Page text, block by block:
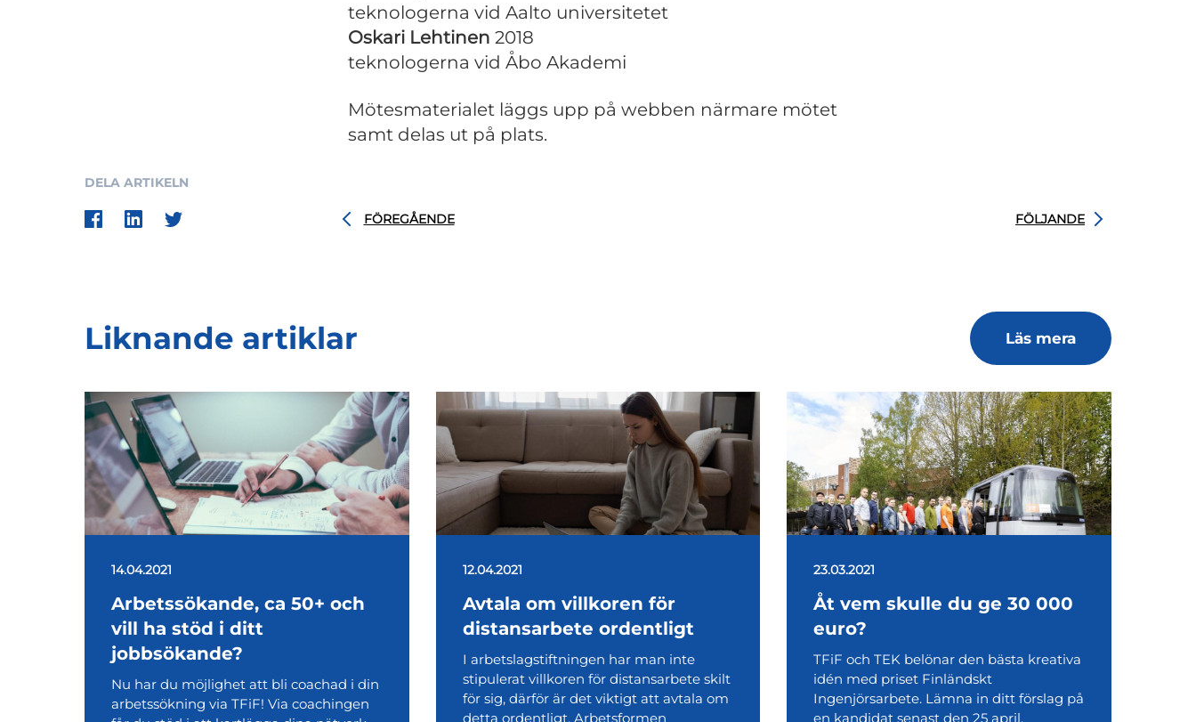
teknologerna vid Aalto universitetet
Oskari Lehtinen 2018
teknologerna vid Åbo Akademi
Mötesmaterialet läggs upp på webben närmare mötet
samt delas ut på plats.
DELA ARTIKELN
FÖREGÅENDE FÖLJANDE
Liknande artiklar Läs mera
14.04.2021
Arbetssökande, ca 50+ och
vill ha stöd i ditt
jobbsökande?
Nu har du möjlighet att bli coachad i din
arbetssökning via TFiF! Via coachingen
12.04.2021
Avtala om villkoren för
distansarbete ordentligt
I arbetslagstiftningen har man inte
stipulerat villkoren för distansarbete skilt
för sig, därför är det viktigt att avtala om
detta ordentligt. Arbetsformen
23.03.2021
Åt vem skulle du ge 30 000
euro?
TFiF och TEK belönar den bästa kreativa
idén med priset Finländskt
Ingenjörsarbete. Lämna in ditt förslag på
en kandidat senast den 25 april.